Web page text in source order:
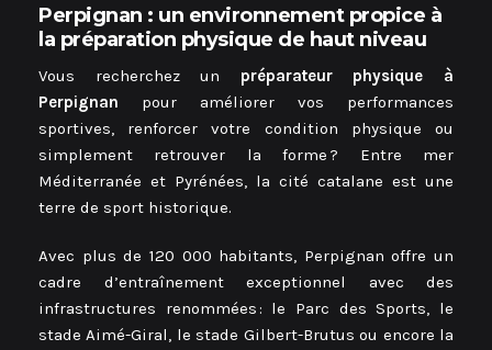
Perpignan : un environnement propice à
la préparation physique de haut niveau
Vous recherchez un préparateur physique à
Perpignan pour améliorer vos performances
sportives, renforcer votre condition physique ou
simplement retrouver la forme ? Entre mer
Méditerranée et Pyrénées, la cité catalane est une
terre de sport historique.
Avec plus de 120 000 habitants, Perpignan offre un
cadre d’entraînement exceptionnel avec des
infrastructures renommées : le Parc des Sports, le
stade Aimé-Giral, le stade Gilbert-Brutus ou encore la